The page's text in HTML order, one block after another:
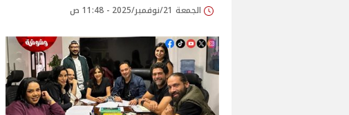
الجمعة 21/نوفمبر/2025 - 11:48 ص